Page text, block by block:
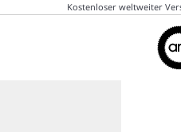
Kostenloser weltweiter
Aro